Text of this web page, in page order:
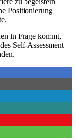
zu begeistern
Positionierung
in Frage kommt,
Self-Assessment